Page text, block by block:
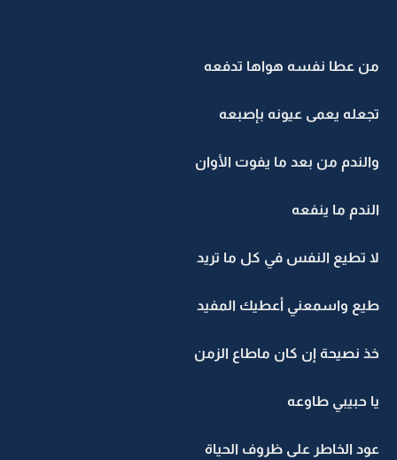
من عطا نفسه هواها تدفعه
تجعله يعمى عيونه بإصبعه
والندم من بعد ما يفوت الأوان
الندم ما ينفعه
لا تطيع النفس في كل ما تريد
طيع واسمعني أعطيك المفيد
خذ نصيحة إن كان ماطاع الزمن
يا حبيبي طاوعه
عود الخاطر على ظروف الحياة